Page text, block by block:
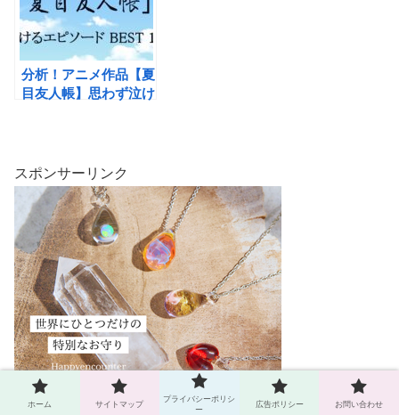
分析！アニメ作品【夏
目友人帳】思わず泣け
スポンサーリンク
ホーム サイトマップ
プライバシーポリシ
ー
広告ポリシー お問い合わせ